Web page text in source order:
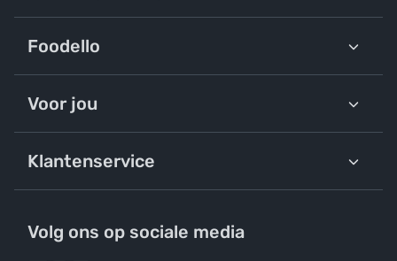
Foodello
Voor jou
Klantenservice
Volg ons op sociale media